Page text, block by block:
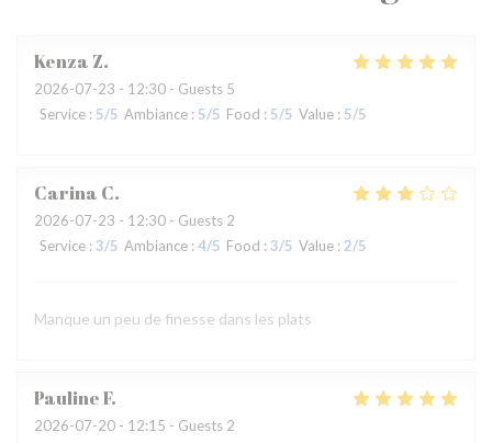
Kenza Z
2026-07-23 - 12:30 - Guests 5
Service : 5/5 Ambiance : 5/5 Food : 5/5 Value : 5/5
Carina C
2026-07-23 - 12:30 - Guests 2
Service : 3/5 Ambiance : 4/5 Food : 3/5 Value : 2/5
Manque un peu de finesse dans les plats
PaulineF
2026-07-20 - 12:15 - Guests 2